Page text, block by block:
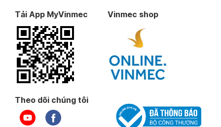
Tải App MyVinmec Vinmec shop
Theo dõi chúng tôi